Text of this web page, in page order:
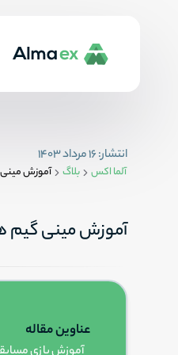
خرید و فروش سولانا
خرید و فروش ترون
خرید و فروش کاردانو
خرید و فروش نات
انتشار:۱۶ مرداد ۱۴۰۳
آلما اکس بلاگ آموزش مینی
آموزش مینی گیم
عناوین مقاله